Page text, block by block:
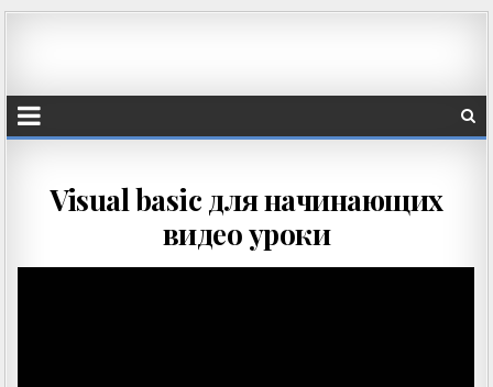
Visual basic для начинающих
видео уроки